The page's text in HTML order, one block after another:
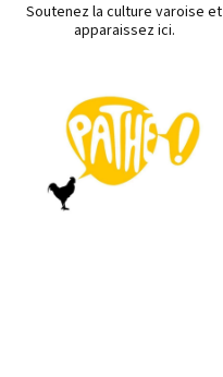
Soutenez la culture varoise et
apparaissez ici.